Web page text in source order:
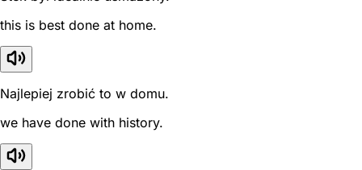
this is best done at home.
Najlepiej zrobić to w domu.
we have done with history.